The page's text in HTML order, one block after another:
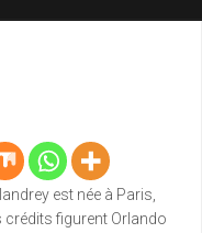
est née à Paris,
crédits figurent Orlando